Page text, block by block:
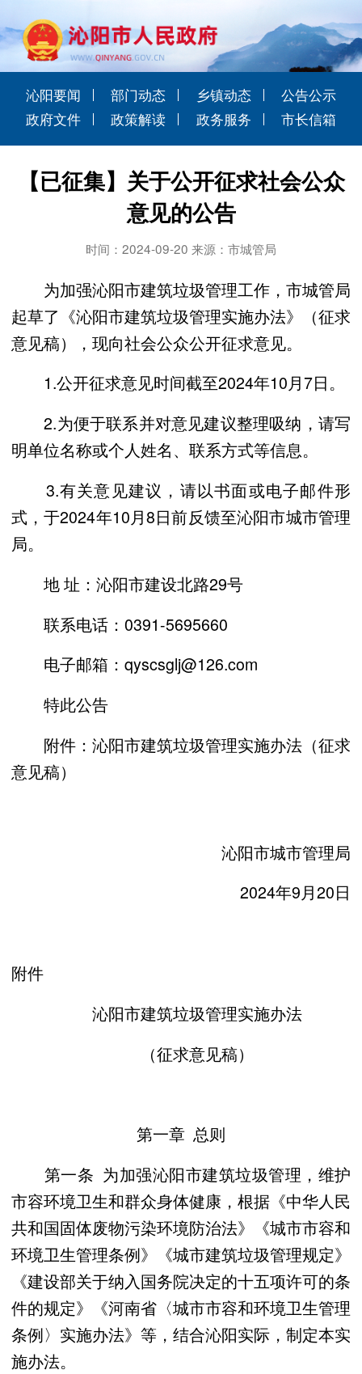
沁阳要闻 部门动态 乡镇动态
公告公示
政府文件
政策解读 政务服务 市长信箱
【已征集】关于公开征求社会公众
意见的公告
时间：2024-09-20 来源：市城管局
为加强沁阳市建筑垃圾管理工作，市城管局
起草了《沁阳市建筑垃圾管理实施办法》（征求
意见稿），现向社会公众公开征求意见。
1.公开征求意见时间截至2024年10月7日。
2.为便于联系并对意见建议整理吸纳，请写
明单位名称或个人姓名、联系方式等信息。
3.有关意见建议，请以书面或电子邮件形
式，于2024年10月8日前反馈至沁阳市城市管理
局。
地 址：沁阳市建设北路29号
联系电话：0391-5695660
电子邮箱：qyscsglj@126.com
特此公告
附件：沁阳市建筑垃圾管理实施办法（征求
意见稿）
沁阳市城市管理局
2024年9月20日
附件
沁阳市建筑垃圾管理实施办法
（征求意见稿）
第一章 总则
第一条 为加强沁阳市建筑垃圾管理，维护
市容环境卫生和群众身体健康，根据《中华人民
共和国固体废物污染环境防治法》《城市市容和
环境卫生管理条例》《城市建筑垃圾管理规定》
《建设部关于纳入国务院决定的十五项许可的条
件的规定》《河南省〈城市市容和环境卫生管理
条例〉实施办法》等，结合沁阳实际，制定本实
施办法。